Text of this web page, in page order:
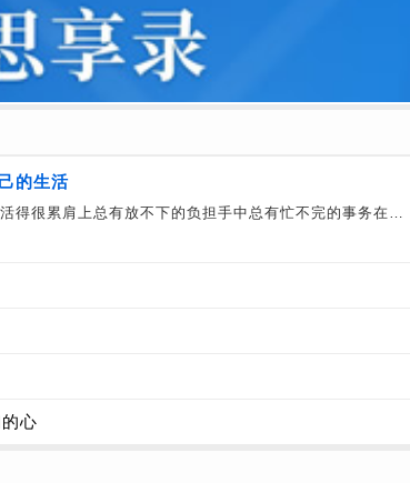
的生活
得很累肩上总有放不下的负担手中总有忙不完的事务在…
心